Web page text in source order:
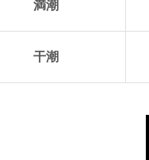
満潮
干潮